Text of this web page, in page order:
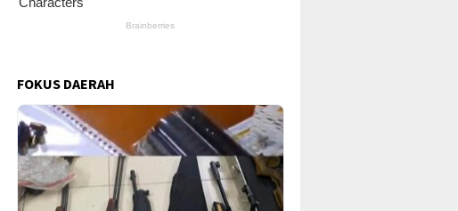
FOKUS DAERAH